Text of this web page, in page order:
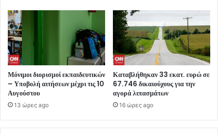
Μόνιμοι διορισμοί εκπαιδευτικών
– Υποβολή αιτήσεων μέχρι τις 10
Αυγούστου
13 ώρες ago
Καταβλήθηκαν 33 εκατ. ευρώ σε
67.746 δικαιούχους για την
αγορά λιπασμάτων
16 ώρες ago